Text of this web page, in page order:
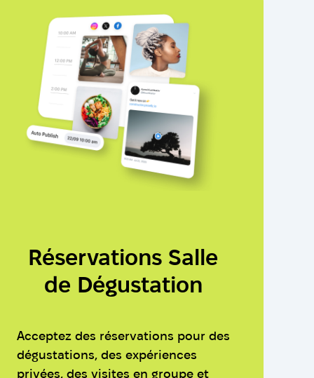
Réservations Salle
de Dégustation
Acceptez des réservations pour des
dégustations, des expériences
privées, des visites en groupe et